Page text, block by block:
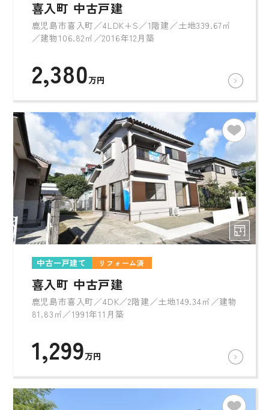
喜入町 中古戸建
鹿児島市喜入町／4LDK+S／1階建／土地339.67㎡
／建物106.82㎡／2016年12月築
2,380万円
中古一戸建て リフォーム済
喜入町 中古戸建
鹿児島市喜入町／4DK／2階建／土地149.34㎡／建物
81.83㎡／1991年11月築
1,299万円